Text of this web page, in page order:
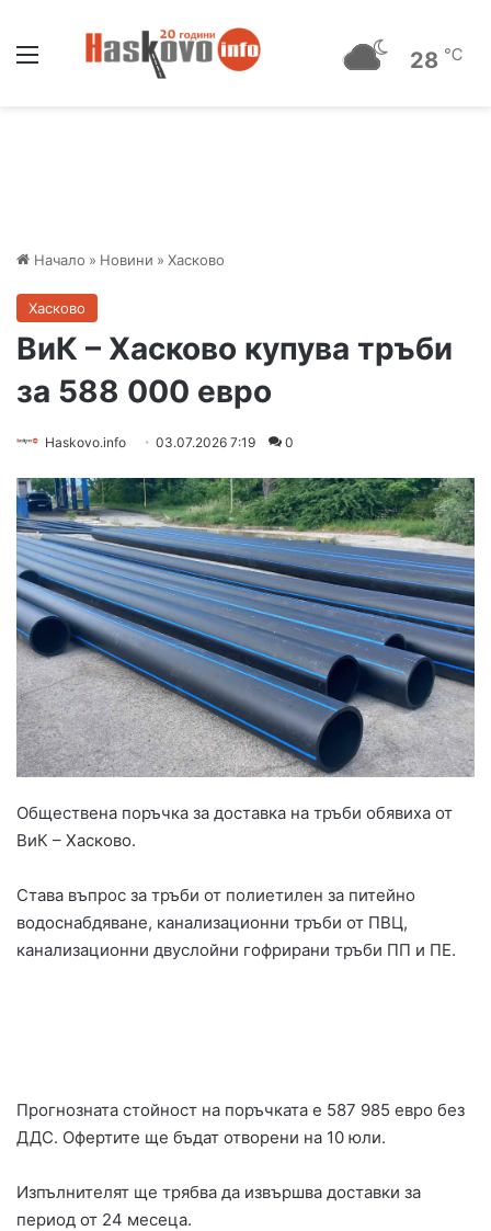
28 ℃
Начало » Новини » Хасково
Хасково
ВиК – Хасково купува тръби
за 588 000 евро
Haskovo.info 03.07.2026 7:19 0
Обществена поръчка за доставка на тръби обявиха от
ВиК – Хасково.
Става въпрос за тръби от полиетилен за питейно
водоснабдяване, канализационни тръби от ПВЦ,
канализационни двуслойни гофрирани тръби ПП и ПЕ.
Прогнозната стойност на поръчката е 587 985 евро без
ДДС. Офертите ще бъдат отворени на 10 юли.
Изпълнителят ще трябва да извършва доставки за
период от 24 месеца.